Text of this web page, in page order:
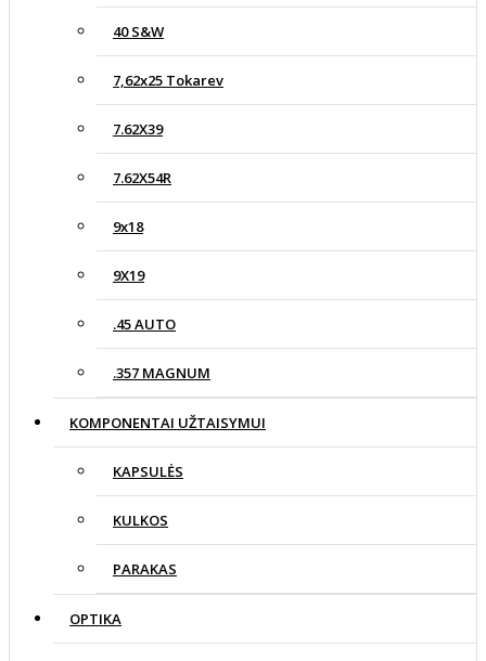
40 S&W
7,62x25 Tokarev
7.62X39
7.62X54R
9x18
9X19
.45 AUTO
.357 MAGNUM
KOMPONENTAI UŽTAISYMUI
KAPSULĖS
KULKOS
PARAKAS
OPTIKA